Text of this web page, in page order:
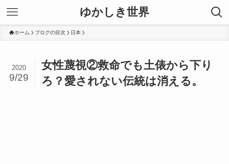
ゆかしき世界
ホーム ブログの目次 日本
女性蔑視②救命でも土俵から下り
ろ？愛されない伝統は消える。
2020
9/29